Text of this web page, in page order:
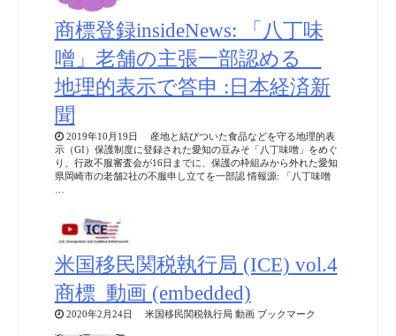
商標登録insideNews: 「八丁味
噌」老舗の主張一部認める
地理的表示で答申 :日本経済新
聞
2019年10月19日 産地と結びついた食品などを守る地理的表
示（GI）保護制度に登録された愛知の豆みそ「八丁味噌」をめぐ
り、行政不服審査会が16日までに、保護の枠組みから外れた愛知
県岡崎市の老舗2社の不服申し立てを一部認 情報源: 「八丁味噌
米国移民関税執行局 (ICE) vol.4
商標_動画 (embedded)
2020年2月24日 米国移民関税執行局 動画 ブックマーク